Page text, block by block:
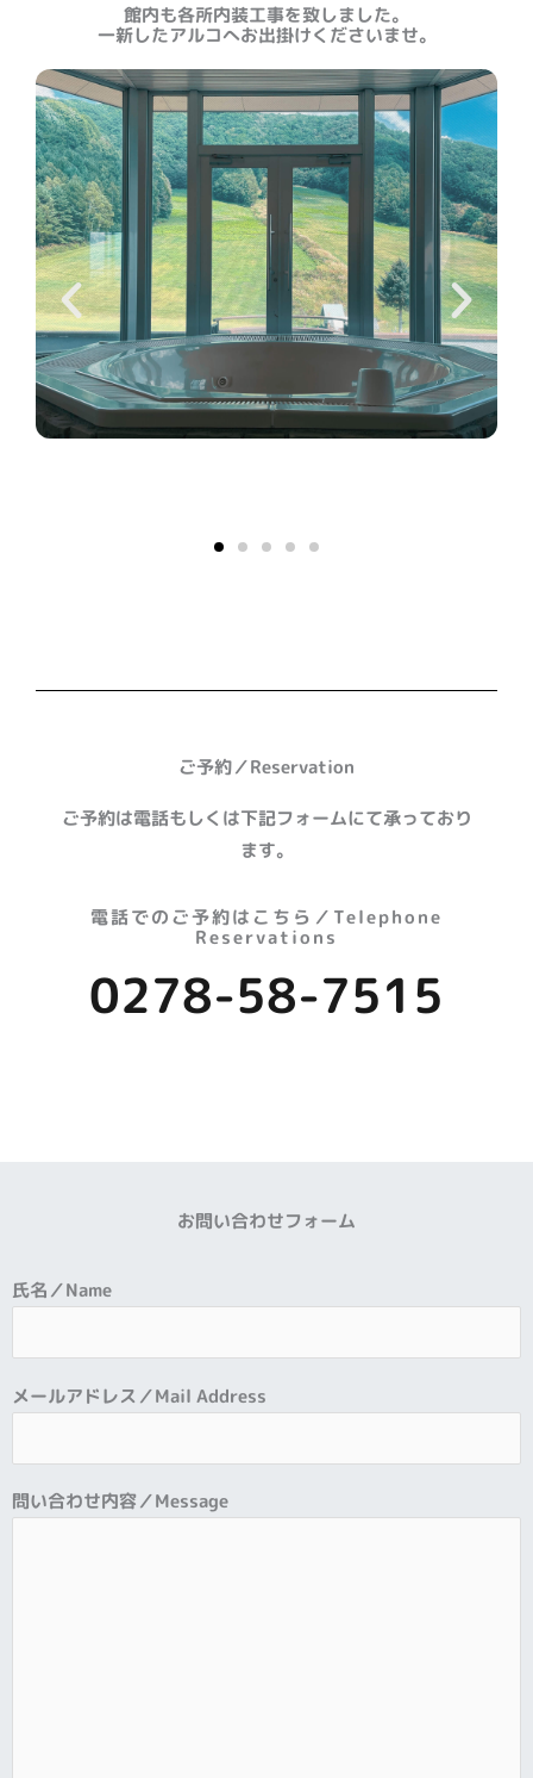
館内も各所内装工事を致しました。
一新したアルコへお出掛けくださいませ。
ご予約／Reservation
ご予約は電話もしくは下記フォームにて承っており
ます。
電話でのご予約はこちら／Telephone
Reservations
0278-58-7515
お問い合わせフォーム
氏名／Name
メールアドレス／Mail Address
問い合わせ内容／Message